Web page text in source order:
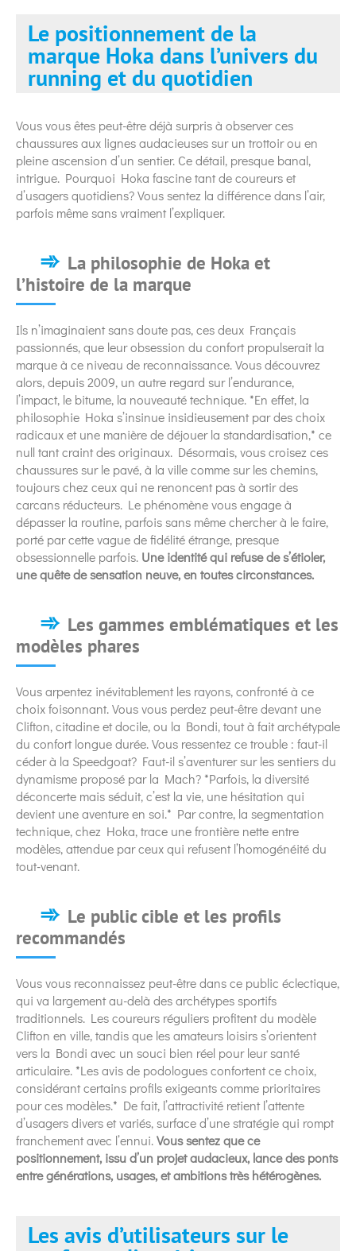
Le positionnement de la
marque Hoka dans l’univers du
running et du quotidien
Vous vous êtes peut-être déjà surpris à observer ces
chaussures aux lignes audacieuses sur un trottoir ou en
pleine ascension d’un sentier. Ce détail, presque banal,
intrigue. Pourquoi Hoka fascine tant de coureurs et
d’usagers quotidiens? Vous sentez la différence dans l’air,
parfois même sans vraiment l’expliquer.
La philosophie de Hoka et
l’histoire de la marque
Ils n’imaginaient sans doute pas, ces deux Français
passionnés, que leur obsession du confort propulserait la
marque à ce niveau de reconnaissance. Vous découvrez
alors, depuis 2009, un autre regard sur l’endurance,
l’impact, le bitume, la nouveauté technique. *En effet, la
philosophie Hoka s’insinue insidieusement par des choix
radicaux et une manière de déjouer la standardisation,* ce
null tant craint des originaux. Désormais, vous croisez ces
chaussures sur le pavé, à la ville comme sur les chemins,
toujours chez ceux qui ne renoncent pas à sortir des
carcans réducteurs. Le phénomène vous engage à
dépasser la routine, parfois sans même chercher à le faire,
porté par cette vague de fidélité étrange, presque
obsessionnelle parfois. Une identité qui refuse de s’étioler,
une quête de sensation neuve, en toutes circonstances.
Les gammes emblématiques et les
modèles phares
Vous arpentez inévitablement les rayons, confronté à ce
choix foisonnant. Vous vous perdez peut-être devant une
Clifton, citadine et docile, ou la Bondi, tout à fait archétypale
du confort longue durée. Vous ressentez ce trouble : faut-il
céder à la Speedgoat? Faut-il s’aventurer sur les sentiers du
dynamisme proposé par la Mach? *Parfois, la diversité
déconcerte mais séduit, c’est la vie, une hésitation qui
devient une aventure en soi.* Par contre, la segmentation
technique, chez Hoka, trace une frontière nette entre
modèles, attendue par ceux qui refusent l’homogénéité du
tout-venant.
Le public cible et les profils
recommandés
Vous vous reconnaissez peut-être dans ce public éclectique,
qui va largement au-delà des archétypes sportifs
traditionnels. Les coureurs réguliers profitent du modèle
Clifton en ville, tandis que les amateurs loisirs s’orientent
vers la Bondi avec un souci bien réel pour leur santé
articulaire. *Les avis de podologues confortent ce choix,
considérant certains profils exigeants comme prioritaires
pour ces modèles.* De fait, l’attractivité retient l’attente
d’usagers divers et variés, surface d’une stratégie qui rompt
franchement avec l’ennui.Vous sentez que ce
positionnement, issu d’un projet audacieux, lance des ponts
entre générations, usages, et ambitions très hétérogènes.
Les avis d’utilisateurs sur le